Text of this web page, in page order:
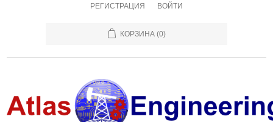
РЕГИСТРАЦИЯ ВОЙТИ
КОРЗИНА (0)